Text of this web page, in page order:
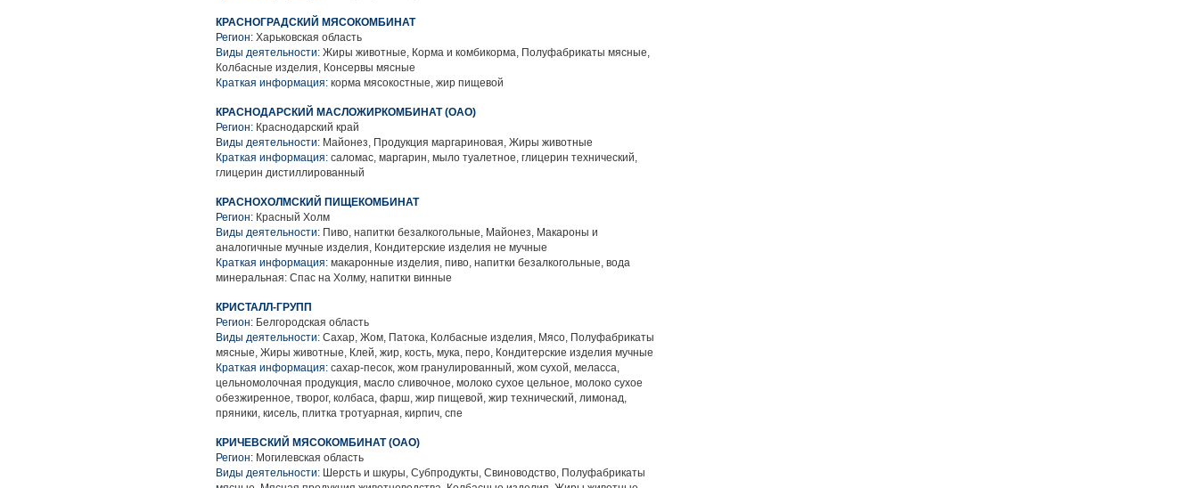
КРАСНОГРАДСКИЙ МЯСОКОМБИНАТ
Регион: Харьковская область
Виды деятельности: Жиры животные, Корма и комбикорма, Полуфабрикаты мясные,
Колбасные изделия, Консервы мясные
Краткая информация: корма мясокостные, жир пищевой
КРАСНОДАРСКИЙ МАСЛОЖИРКОМБИНАТ (ОАО)
Регион: Краснодарский край
Виды деятельности: Майонез, Продукция маргариновая, Жиры животные
Краткая информация: саломас, маргарин, мыло туалетное, глицерин технический,
глицерин дистиллированный
КРАСНОХОЛМСКИЙ ПИЩЕКОМБИНАТ
Регион: Красный Холм
Виды деятельности: Пиво, напитки безалкогольные, Майонез, Макароны и
аналогичные мучные изделия, Кондитерские изделия не мучные
Краткая информация: макаронные изделия, пиво, напитки безалкогольные, вода
минеральная: Спас на Холму, напитки винные
КРИСТАЛЛ-ГРУПП
Регион: Белгородская область
Виды деятельности: Сахар, Жом, Патока, Колбасные изделия, Мясо, Полуфабрикаты
мясные, Жиры животные, Клей, жир, кость, мука, перо, Кондитерские изделия мучные
Краткая информация: сахар-песок, жом гранулированный, жом сухой, меласса,
цельномолочная продукция, масло сливочное, молоко сухое цельное, молоко сухое
обезжиренное, творог, колбаса, фарш, жир пищевой, жир технический, лимонад,
пряники, кисель, плитка тротуарная, кирпич, спе
КРИЧЕВСКИЙ МЯСОКОМБИНАТ (ОАО)
Регион: Могилевская область
Виды деятельности: Шерсть и шкуры, Субпродукты, Свиноводство, Полуфабрикаты